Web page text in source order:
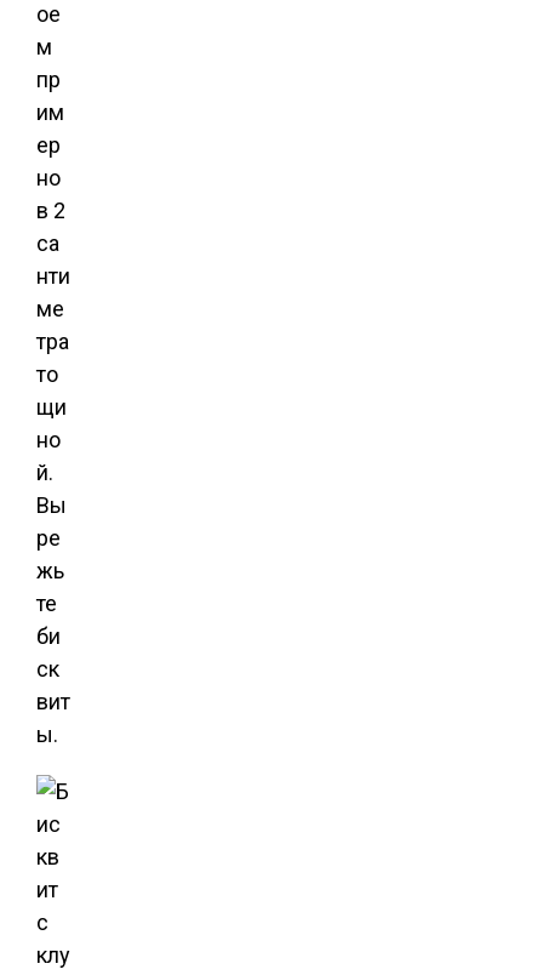
ое
м
пр
им
ер
но
в 2
са
нти
ме
тра
то
щи
но
й.
Вы
ре
жь
те
би
ск
вит
ы.